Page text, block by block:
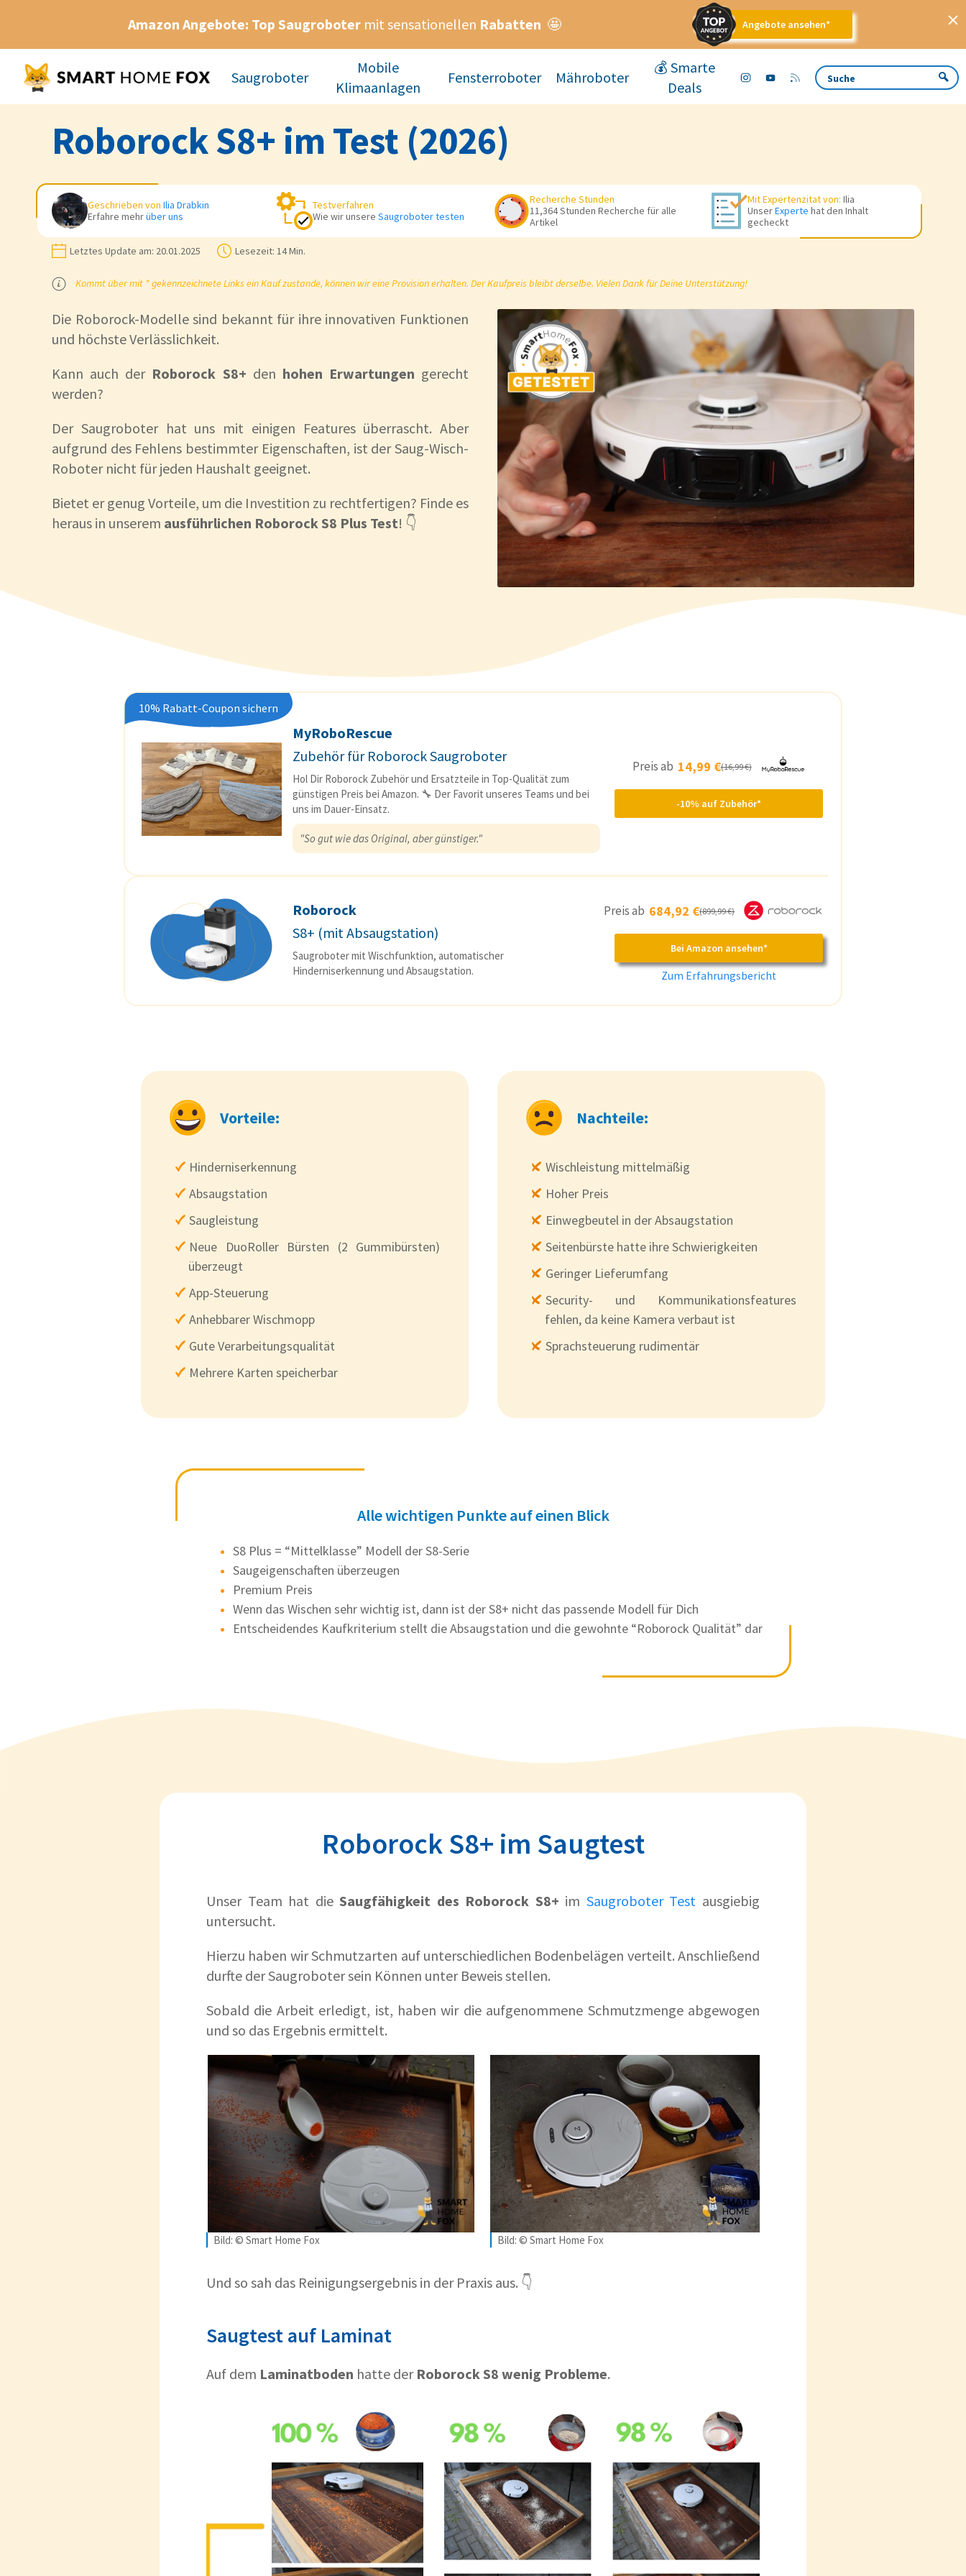
Amazon Angebote: Top Saugrobotermit sensationellen Rabatten 🤩 Angebote ansehen*
Saugroboter
Mobile
Klimaanlagen
Fensterroboter Mähroboter
💰 Smarte
Deals
Roborock S8+ im Test (2026)
Geschrieben von Ilia Drabkin
Erfahre mehrüber uns
Testverfahren
Wie wir unsere Saugroboter testen
Recherche Stunden
11,364 Stunden Recherche für alle
Artikel
Mit Expertenzitat von: Ilia
UnserExperte hat den Inhalt
gecheckt
Letztes Update am: 20.01.2025 Lesezeit: 14 Min.
Kommt über mit * gekennzeichnete Links ein Kauf zustande, können wir eine Provision erhalten. Der Kaufpreis bleibt derselbe. Vielen Dank für Deine Unterstützung!
Die Roborock-Modelle sind bekannt für ihre innovativen Funktionen
und höchste Verlässlichkeit.
Kann auch der Roborock S8+ den hohen Erwartungen gerecht
werden?
Der Saugroboter hat uns mit einigen Features überrascht. Aber
aufgrund des Fehlens bestimmter Eigenschaften, ist der Saug-Wisch-
Roboter nicht für jeden Haushalt geeignet.
Bietet er genug Vorteile, um die Investition zu rechtfertigen? Finde es
heraus in unserem ausführlichen Roborock S8 Plus Test! 👇
10% Rabatt-Coupon sichern
MyRoboRescue
Zubehör für Roborock Saugroboter
Hol Dir Roborock Zubehör und Ersatzteile in Top-Qualität zum
günstigen Preis bei Amazon. 🔧 Der Favorit unseres Teams und bei
uns im Dauer-Einsatz.
"So gut wie das Original, aber günstiger."
Preis ab 14,99 €(16,99 €)
-10% auf Zubehör*
Roborock
S8+ (mit Absaugstation)
Saugroboter mit Wischfunktion, automatischer
Hinderniserkennung und Absaugstation.
Preis ab 684,92 €(899,99 €)
Bei Amazon ansehen*
Zum Erfahrungsbericht
Vorteile:
Hinderniserkennung
Absaugstation
Saugleistung
Neue DuoRoller Bürsten (2 Gummibürsten)
überzeugt
App-Steuerung
Anhebbarer Wischmopp
Gute Verarbeitungsqualität
Mehrere Karten speicherbar
Nachteile:
Wischleistung mittelmäßig
Hoher Preis
Einwegbeutel in der Absaugstation
Seitenbürste hatte ihre Schwierigkeiten
Geringer Lieferumfang
Security- und Kommunikationsfeatures
fehlen, da keine Kamera verbaut ist
Sprachsteuerung rudimentär
Alle wichtigen Punkte auf einen Blick
S8 Plus = “Mittelklasse” Modell der S8-Serie
Saugeigenschaften überzeugen
Premium Preis
Wenn das Wischen sehr wichtig ist, dann ist der S8+ nicht das passende Modell für Dich
Entscheidendes Kaufkriterium stellt die Absaugstation und die gewohnte “Roborock Qualität” dar
Roborock S8+ im Saugtest
Unser Team hat dieSaugfähigkeit des Roborock S8+ im Saugroboter Test ausgiebig
untersucht.
Hierzu haben wir Schmutzarten auf unterschiedlichen Bodenbelägen verteilt. Anschließend
durfte der Saugroboter sein Können unter Beweis stellen.
Sobald die Arbeit erledigt, ist, haben wir die aufgenommene Schmutzmenge abgewogen
und so das Ergebnis ermittelt.
Bild: © Smart Home Fox Bild: © Smart Home Fox
Und so sah das Reinigungsergebnis in der Praxis aus. 👇
Saugtest auf Laminat
Auf dem Laminatboden hatte der Roborock S8 wenig Probleme.